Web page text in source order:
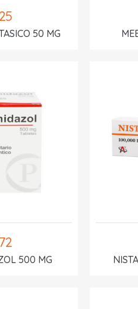
50 MG
500 MG